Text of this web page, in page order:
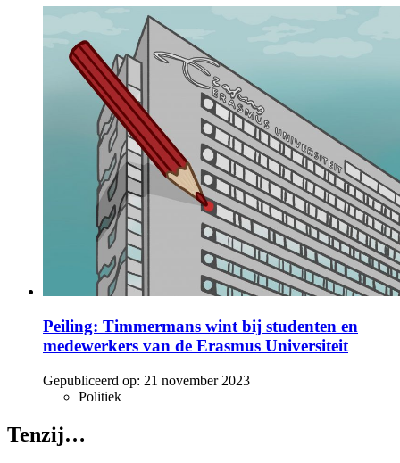
Peiling: Timmermans wint bij studenten en
medewerkers van de Erasmus Universiteit
Gepubliceerd op: 21 november 2023
Politiek
Tenzij…